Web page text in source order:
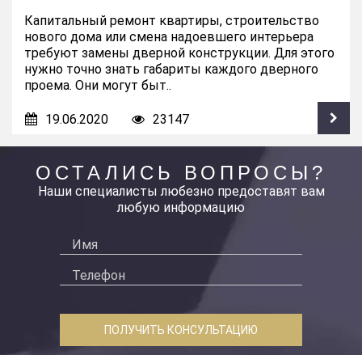
Капитальный ремонт квартиры, строительство
нового дома или смена надоевшего интерьера
требуют замены дверной конструкции. Для этого
нужно точно знать габариты каждого дверного
проема. Они могут быт..
19.06.2020 23147
ОСТАЛИСЬ ВОПРОСЫ?
Наши специалисты любезно предоставят вам
любую информацию
ПОЛУЧИТЬ КОНСУЛЬТАЦИЮ